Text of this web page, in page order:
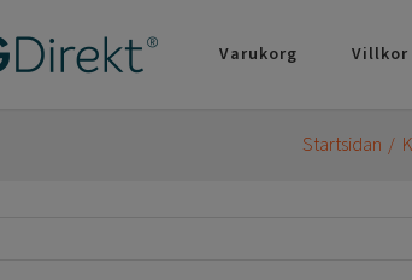
Varukorg Villkor
Startsidan